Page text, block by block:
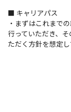
■ キャリアパス
・まずはこれまで
行っていただき、
ただく方針を想定